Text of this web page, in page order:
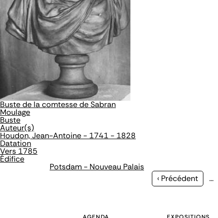
Buste de la comtesse de Sabran
Moulage
Buste
Auteur(s)
Houdon, Jean-Antoine - 1741 - 1828
Datation
Vers 1785
Édifice
Potsdam - Nouveau Palais
Page
‹ Précédent …